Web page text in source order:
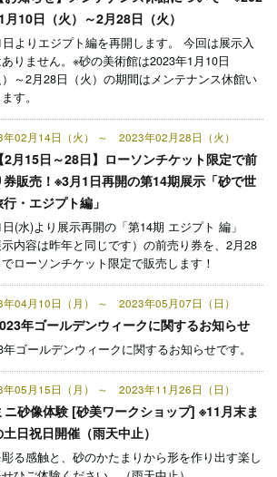
月10日（火）～2月28日（火）
日よりエジプト編を再開します。 今回は展示入
りません。※砂の美術館は2023年1月10日
）～2月28日（火）の期間はメンテナンス休館い
す。
年02月14日（火） ～ 2023年02月28日（火）
【2月15日～28日】ローソンチケット限定で前
券販売！※3月1日再開の第14期展示「砂で世
・エジプト編」
(水)より展示再開の「第14期 エジプト 編」
示内容は昨年と同じです）の前売り券を、2月28
でローソンチケット限定で販売します！
年04月10日（月） ～ 2023年05月07日（日）
年ゴールデンウィークに関するお知らせ
年ゴールデンウィークに関するお知らせです。
年05月15日（月） ～ 2023年11月26日（日）
ニ砂像体験 [砂美ワークショップ] ※11月末ま
日祝日開催（雨天中止）
る感触と、砂のかたまりから形を作り出す楽し